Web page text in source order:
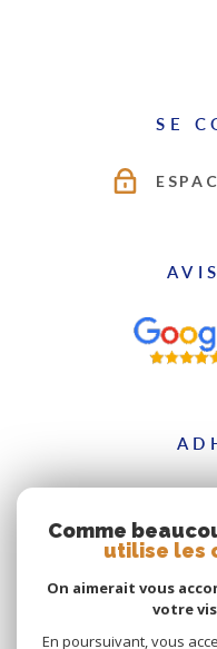
SE
Comme
utilise les
On aimerait vous
votre
En poursuivant, vous